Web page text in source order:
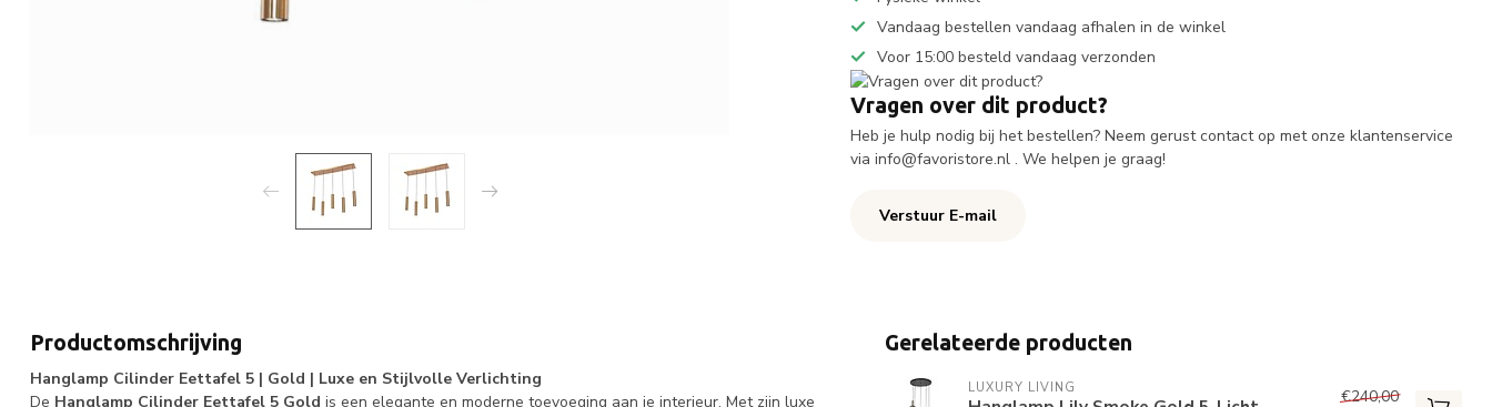
Vandaag bestellen vandaag afhalen in de winkel
Voor 15:00 besteld vandaag verzonden
Vragen over dit product?
Heb je hulp nodig bij het bestellen? Neem gerust contact op met onze klantenservice
viainfo@favoristore.nl . We helpen je graag!
Verstuur E-mail
Productomschrijving
Hanglamp Cilinder Eettafel 5 | Gold | Luxe en Stijlvolle Verlichting
De Hanglamp Cilinder Eettafel 5 Gold is een elegante en moderne toevoeging aan je interieur. Met zijn luxe
Gerelateerde producten
LUXURY LIVING
€240,00